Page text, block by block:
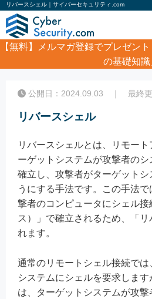
リバースシェル｜サイバーセキュリティ.com
【無料】
メルマガ登録でプレゼン
の基礎知識
リバースシェル
公開日：2024.09.03 ｜ 最終更
リバースシェル
リバースシェルとは、リモー
ーゲットシステムが攻撃者の
確立し、攻撃者がターゲットシ
うにする手法です。この手法
撃者のコンピュータにシェル
ス）」で確立されるため、「
れます。
通常のリモートシェル接続では
システムにシェルを要求しま
は、ターゲットシステムが攻